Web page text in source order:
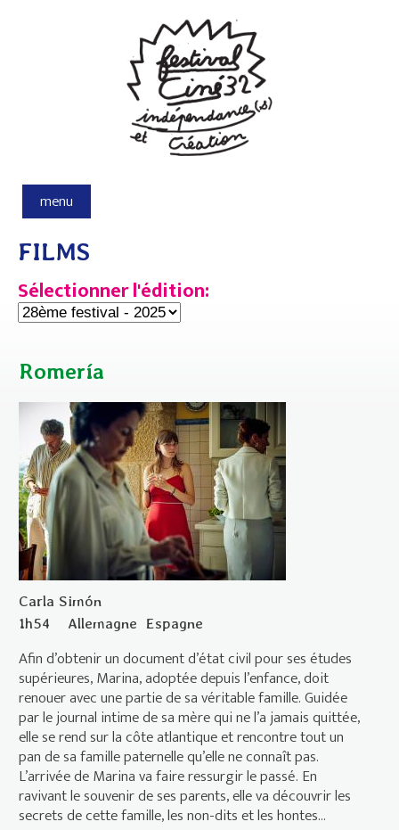
menu
FILMS
Sélectionner l'édition:
Romería
Carla Simón
1h54
Allemagne Espagne
Afin d’obtenir un document d’état civil pour ses études
supérieures, Marina, adoptée depuis l’enfance, doit
renouer avec une partie de sa véritable famille. Guidée
par le journal intime de sa mère qui ne l’a jamais quittée,
elle se rend sur la côte atlantique et rencontre tout un
pan de sa famille paternelle qu’elle ne connaît pas.
L’arrivée de Marina va faire ressurgir le passé. En
ravivant le souvenir de ses parents, elle va découvrir les
secrets de cette famille, les non-dits et les hontes…